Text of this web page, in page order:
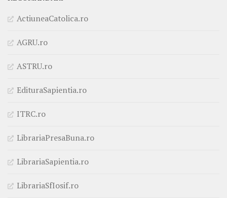
ActiuneaCatolica.ro
AGRU.ro
ASTRU.ro
EdituraSapientia.ro
ITRC.ro
LibrariaPresaBuna.ro
LibrariaSapientia.ro
LibrariaSfIosif.ro